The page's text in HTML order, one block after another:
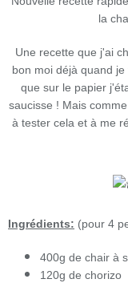
la
Une recette que j'ai
bon moi déjà quand
que sur le papier
saucisse ! Mais
à tester cela et à me
Ingrédients: (pour 4
400g de chair à
120g de chorizo